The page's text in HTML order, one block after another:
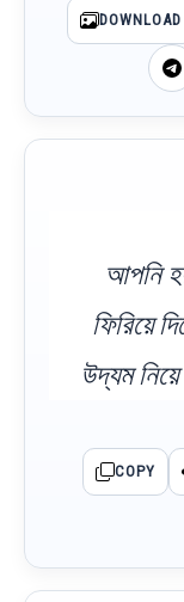
DOWNLOAD
আপনি
ফিরিয়ে
উদ্যম
COPY